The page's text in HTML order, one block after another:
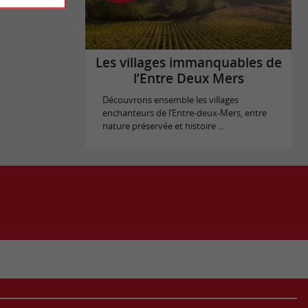
Les villages immanquables de
l’Entre Deux Mers
Découvrons ensemble les villages
enchanteurs de l’Entre-deux-Mers, entre
nature préservée et histoire ...